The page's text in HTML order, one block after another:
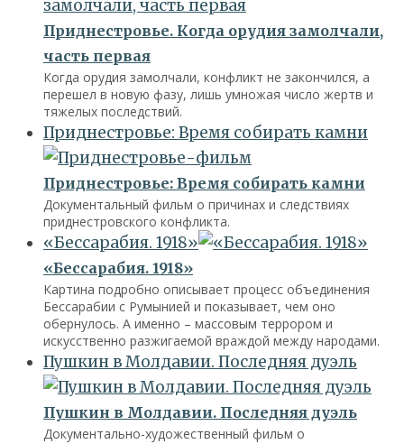
Приднестровье. Когда орудия замолчали,
часть первая
Когда орудия замолчали, конфликт не закончился, а
перешел в новую фазу, лишь умножая число жертв и
тяжелых последствий.
Приднестровье: Время собирать камни
Приднестровье: Время собирать камни
Документальный фильм о причинах и следствиях
приднестровского конфликта.
«Бессарабия. 1918»
«Бессарабия. 1918»
Картина подробно описывает процесс объединения
Бессарабии с Румынией и показывает, чем оно
обернулось. А именно – массовым террором и
искусственно разжигаемой враждой между народами.
Пушкин в Молдавии. Последняя дуэль
Пушкин в Молдавии. Последняя дуэль
Документально-художественный фильм о